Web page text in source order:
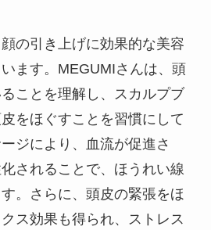
の引き上げに効果的な美容
ます。MEGUMIさんは、頭
ことを理解し、スカルプブ
をほぐすことを習慣にして
ジにより、血流が促進さ
されることで、ほうれい線
。さらに、頭皮の緊張をほ
ス効果も得られ、ストレス